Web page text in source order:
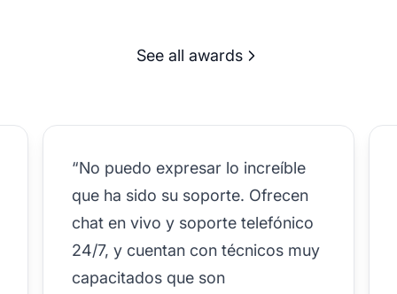
See all awards
“No puedo expresar lo increíble
que ha sido su soporte. Ofrecen
chat en vivo y soporte telefónico
24/7, y cuentan con técnicos muy
capacitados que son